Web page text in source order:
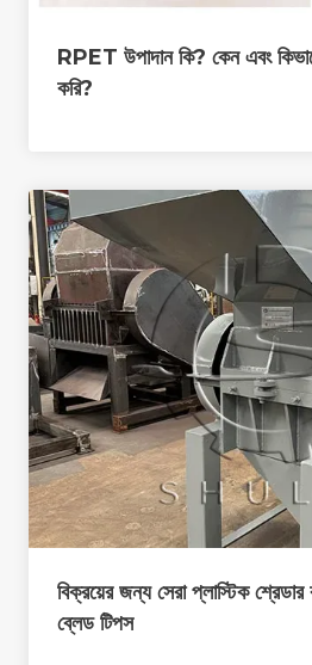
RPET উপাদান কি? কেন এবং
করি?
বিক্রয়ের জন্য সেরা প্লাস্টিক
ব্লেড টিপস